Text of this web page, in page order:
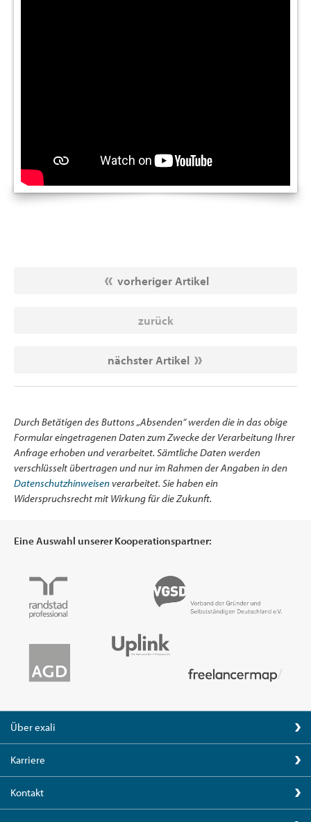
vorheriger Artikel
zurück
nächster Artikel
Durch Betätigen des Buttons „Absenden“ werden die in das obige
Formular eingetragenen Daten zum Zwecke der Verarbeitung Ihrer
Anfrage erhoben und verarbeitet. Sämtliche Daten werden
verschlüsselt übertragen und nur im Rahmen der Angaben in den
Datenschutzhinweisenverarbeitet. Sie haben ein
Widerspruchsrecht mit Wirkung für die Zukunft.
Eine Auswahl unserer Kooperationspartner:
Über exali
Karriere
Kontakt